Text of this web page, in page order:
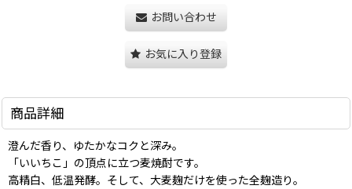
お問い合わせ
お気に入り登録
商品詳細
澄んだ香り、ゆたかなコクと深み。
「いいちこ」の頂点に立つ麦焼酎です。
高精白、低温発酵。そして、大麦麹だけを使った全麹造り。